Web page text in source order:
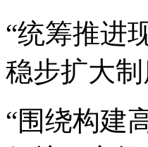
“统筹推进
稳步扩大制
“围绕构建